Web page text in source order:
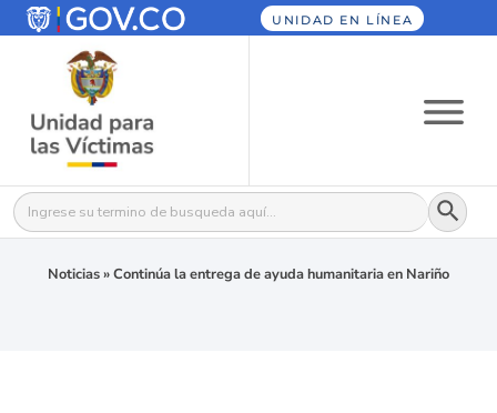
UNIDAD EN LÍNEA
Buscar: Botón
Noticias»Continúa la entrega de ayuda humanitaria en Nariño